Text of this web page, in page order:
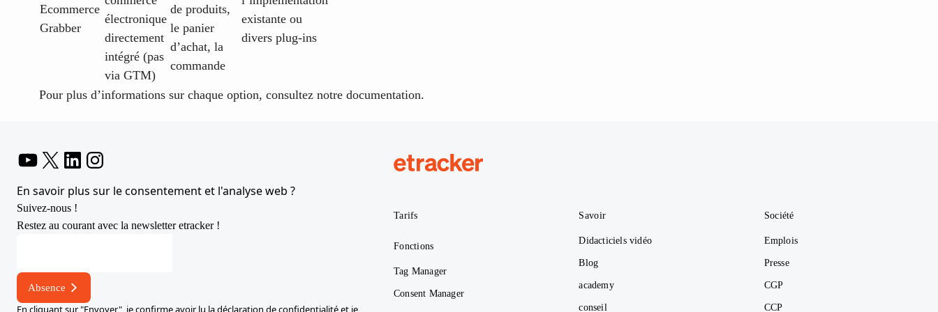
Ecommerce
Grabber
électronique
directement
intégré (pas
via GTM)
de produits,
le panier
d’achat, la
commande
existante ou
divers plug-ins
Pour plus d’informations sur chaque option, consultez notre documentation.
En savoir plus sur le consentement et l'analyse web ?
Suivez-nous !
Restez au courant avec la newsletter etracker !
électronique
Absence
En cliquant sur "Envoyer", je confirme avoir lu ladéclaration de confidentialitéet je
Tarifs
Fonctions
Tag Manager
Consent Manager
Savoir
Didacticiels vidéo
Blog
academy
conseil
Société
Emplois
Presse
CGP
CCP